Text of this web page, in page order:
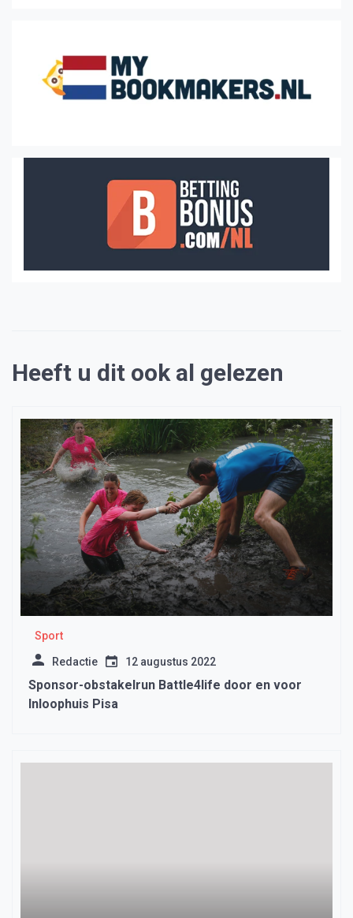
Heeft u dit ook al gelezen
Sport
Redactie 12 augustus 2022
Sponsor-obstakelrun Battle4life door en voor
Inloophuis Pisa